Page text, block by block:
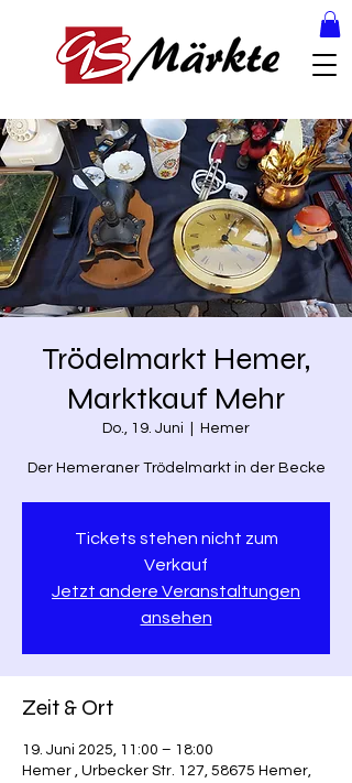
Trödelmarkt Hemer,
Marktkauf Mehr
Do., 19. Juni Hemer
Der Hemeraner Trödelmarkt in der Becke
Tickets stehen nicht zum
Verkauf
Jetzt andere Veranstaltungen
ansehen
Zeit & Ort
19. Juni 2025, 11:00 – 18:00
Hemer , Urbecker Str. 127, 58675 Hemer,